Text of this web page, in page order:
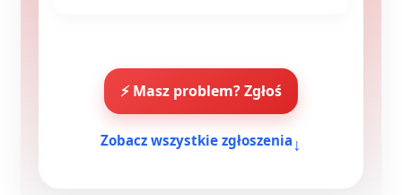
⚡ Masz problem? Zgłoś
Zobacz wszystkie zgłoszenia ↓